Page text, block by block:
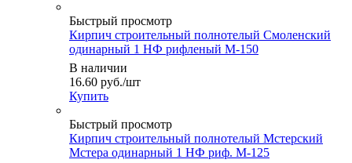
Быстрый просмотр
Кирпич строительный полнотелый Смоленский
одинарный 1 НФ рифленый М-150
В наличии
16.60 руб./шт
Купить
Быстрый просмотр
Кирпич строительный полнотелый Мстерский
Мстера одинарный 1 НФ риф. М-125